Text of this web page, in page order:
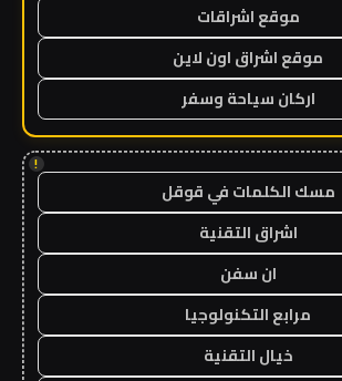
موقع اشراقات
موقع اشراق اون لاين
اركان سياحة وسفر
!
مسك الكلمات في قوقل
اشراق التقنية
ان سفن
مرابع التكنولوجيا
خيال التقنية